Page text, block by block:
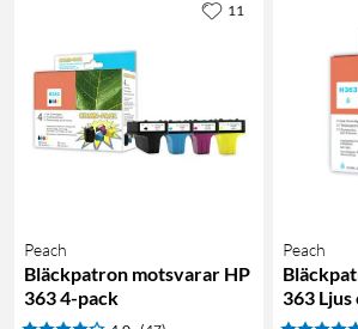
Peach
Bläckpatron motsvarar HP
363 4-pack
11
Peach
363 Ljus